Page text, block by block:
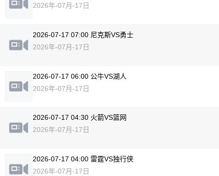
2026年-07月-17日
2026-07-17 07:00 尼克斯VS勇士
2026年-07月-17日
2026-07-17 06:00 公牛VS湖人
2026年-07月-17日
2026-07-17 04:30 火箭VS篮网
2026年-07月-17日
2026-07-17 04:00 雷霆VS独行侠
2026年-07月-17日